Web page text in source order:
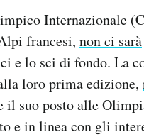
Internazionale
francesi, non ci sarà
e lo sci di fondo. La
loro prima edizione,
il suo posto alle
e in linea con gli